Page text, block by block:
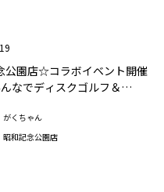
公園店☆コラボイベント開催
なでディスクゴルフ＆
がくちゃん
昭和記念公園店